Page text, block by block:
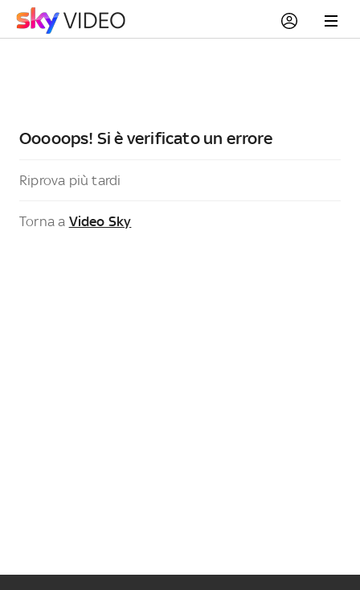
Ooooops! Si è verificato un errore
Riprova più tardi
Torna a Video Sky